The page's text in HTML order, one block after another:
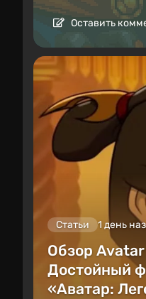
Оставить
Статьи 1 день
Обзор
Достойный
«Аватар: